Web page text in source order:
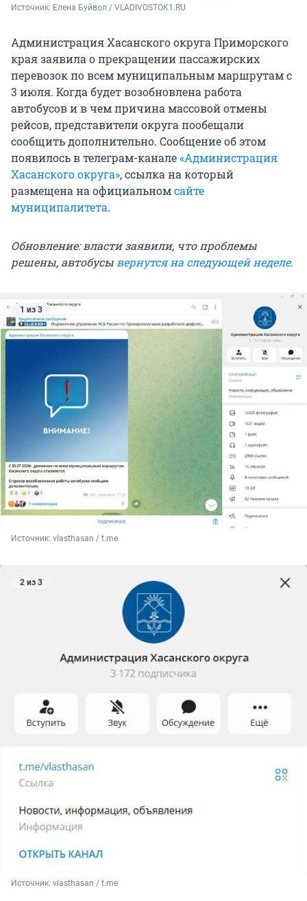
Источник: Елена Буйвол / VLADIVOSTOK1.RU
Администрация Хасанского округа Приморского
края заявила о прекращении пассажирских
перевозок по всем муниципальным маршрутам с
3 июля. Когда будет возобновлена работа
автобусов и в чем причина массовой отмены
рейсов, представители округа пообещали
сообщить дополнительно. Сообщение об этом
появилось в телеграм-канале«Администрация
Хасанского округа», ссылка на который
размещена на официальномсайте
муниципалитета.
Обновление: власти заявили, что проблемы
решены, автобусывернутся на следующей неделе.
1 из 3
Источник: vlasthasan / t.me
2 из 3
Источник: vlasthasan / t.me